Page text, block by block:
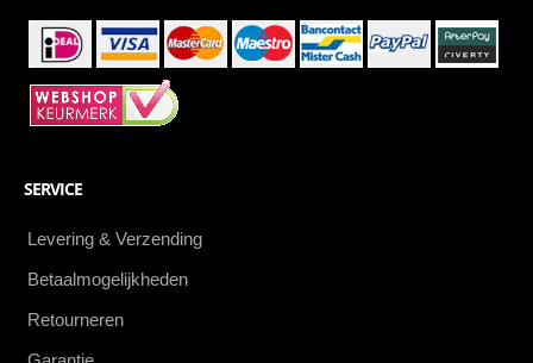
SERVICE
Levering & Verzending
Betaalmogelijkheden
Retourneren